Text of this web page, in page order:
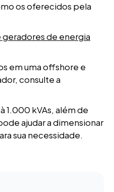
os oferecidos pela
de energia
em uma offshore e
consulte a
1.000 kVAs, além de
ajudar a dimensionar
sua necessidade.